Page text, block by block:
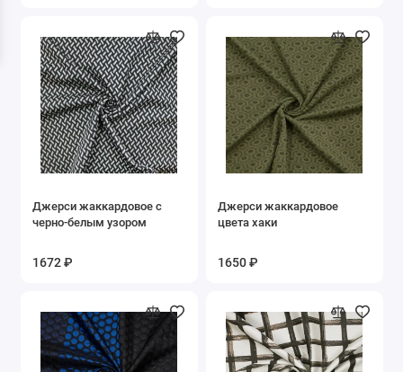
Тенсель
Хлопок
Шелк
Шерсть
Эластан
Джерси жаккардовое с
черно-белым узором
1672 ₽
Джерси жаккардовое
цвета хаки
1650 ₽